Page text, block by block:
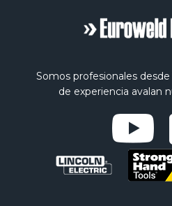
Somos profesionales desde
de experiencia avalan